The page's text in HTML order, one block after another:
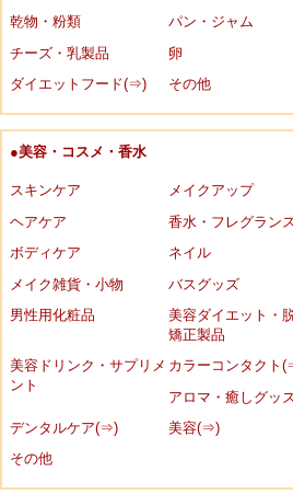
乾物・粉類
パン・ジャム
チーズ・乳製品
卵
ダイエットフード(⇒)
その他
●美容・コスメ・香水
スキンケア
メイクアップ
ヘアケア
香水・フレグランス
ボディケア
ネイル
メイク雑貨・小物
バスグッズ
男性用化粧品
美容ダイエット・
矯正製品
美容ドリンク・サプリメ
ント
カラーコンタクト
アロマ・癒しグッ
デンタルケア(⇒)
美容(⇒)
その他